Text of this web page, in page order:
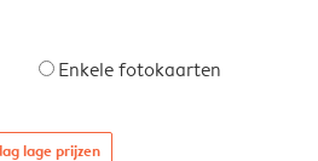
Enkele fotokaarten
lage prijzen